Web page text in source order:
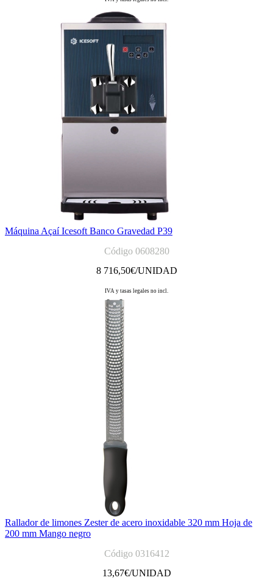
Máquina Açaí Icesoft Banco Gravedad P39
Código 0608280
8 716,50€/UNIDAD
IVA y tasas legales no incl.
Rallador de limones Zester de acero inoxidable 320 mm Hoja de
200 mm Mango negro
Código 0316412
13,67€/UNIDAD